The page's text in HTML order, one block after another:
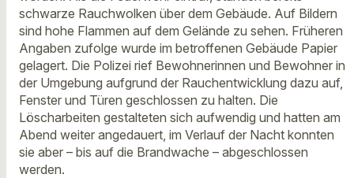
schwarze Rauchwolken über dem Gebäude. Auf Bildern
sind hohe Flammen auf dem Gelände zu sehen. Früheren
Angaben zufolge wurde im betroffenen Gebäude Papier
gelagert. Die Polizei rief Bewohnerinnen und Bewohner in
der Umgebung aufgrund der Rauchentwicklung dazu auf,
Fenster und Türen geschlossen zu halten. Die
Löscharbeiten gestalteten sich aufwendig und hatten am
Abend weiter angedauert, im Verlauf der Nacht konnten
sie aber – bis auf die Brandwache – abgeschlossen
werden.